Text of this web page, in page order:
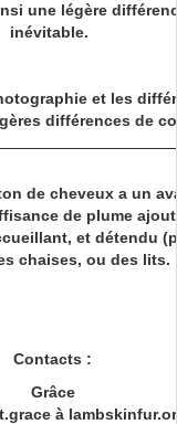
une légère
inévitable.
et les
différences de
de cheveux a un
de plume
et détendu
chaises, ou des lits.
Contacts :
Grâce
à